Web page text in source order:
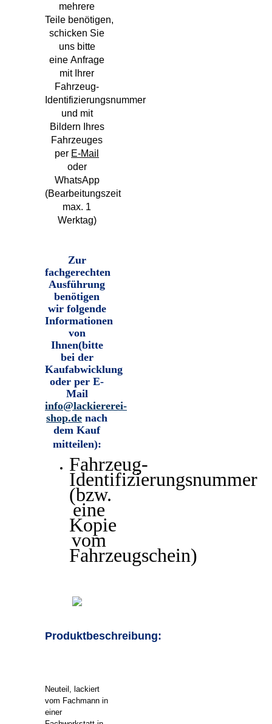
mehrere
Teile benötigen,
schicken Sie
uns bitte
eine Anfrage
mit Ihrer
Fahrzeug-
Identifizierungsnummer
und mit
Bildern Ihres
Fahrzeuges
per E-Mail
oder
WhatsApp
(Bearbeitungszeit
max. 1
Werktag)
Zur
fachgerechten
Ausführung
benötigen
wir folgende
Informationen
von
Ihnen(bitte
bei der
Kaufabwicklung
oder per E-
Mail
info@lackiererei-
shop.de nach
dem Kauf
mitteilen):
Fahrzeug-
Identifizierungsnummer
(bzw.
eine
Kopie
vom
Fahrzeugschein)
Produktbeschreibung:
Neuteil, lackiert
vom Fachmann in
einer